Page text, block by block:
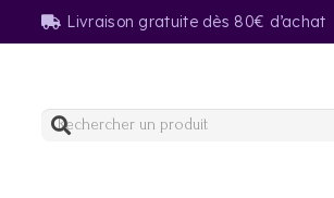
Livraison gratuite dès 80€ d’achat